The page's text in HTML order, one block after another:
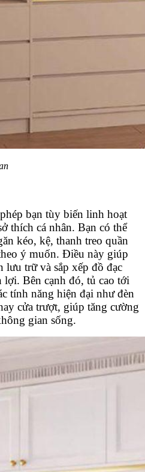
bạn tùy biến linh hoạt
thích cá nhân. Bạn có thể
kéo, kệ, thanh treo quần
ý muốn. Điều này giúp
lưu trữ và sắp xếp đồ đạc
lợi. Bên cạnh đó, tủ cao tới
tính năng hiện đại như đèn
cửa trượt, giúp tăng cường
gian sống.